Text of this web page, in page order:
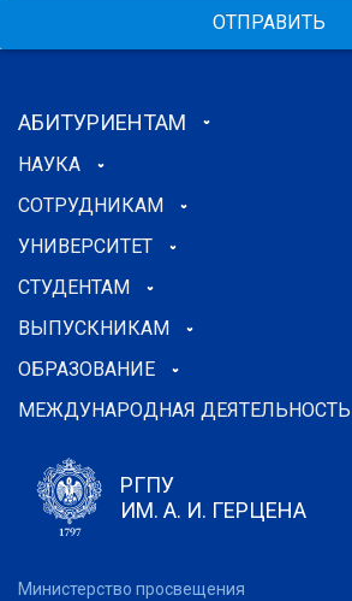
ОТПРАВИТЬ
АБИТУРИЕНТАМ
НАУКА
СОТРУДНИКАМ
УНИВЕРСИТЕТ
СТУДЕНТАМ
ВЫПУСКНИКАМ
ОБРАЗОВАНИЕ
МЕЖДУНАРОДНАЯ ДЕЯТЕЛЬНОСТЬ
РГПУ
ИМ. А. И. ГЕРЦЕНА
Министерство просвещения